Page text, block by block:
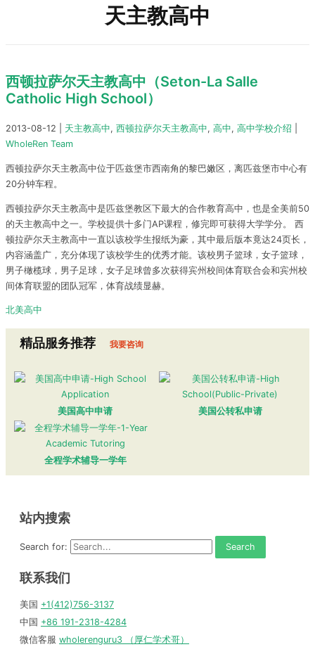
天主教高中
西顿拉萨尔天主教高中（Seton-La Salle
Catholic High School）
2013-08-12 天主教高中, 西顿拉萨尔天主教高中, 高中, 高中学校介绍
WholeRen Team
西顿拉萨尔天主教高中位于匹兹堡市西南角的黎巴嫩区，离匹兹堡市中心有
20分钟车程。
西顿拉萨尔天主教高中是匹兹堡教区下最大的合作教育高中，也是全美前50
的天主教高中之一。学校提供十多门AP课程，修完即可获得大学学分。 西
顿拉萨尔天主教高中一直以该校学生报纸为豪，其中最后版本竟达24页长，
内容涵盖广，充分体现了该校学生的优秀才能。该校男子篮球，女子篮球，
男子橄榄球，男子足球，女子足球曾多次获得宾州校间体育联合会和宾州校
间体育联盟的团队冠军，体育战绩显赫。
北美高中
精品服务推荐 我要咨询
美国高中申请 美国公转私申请
全程学术辅导一学年
站内搜索
Search for:
联系我们
美国 +1(412)756-3137
中国 +86 191-2318-4284
微信客服 wholerenguru3 （厚仁学术哥）